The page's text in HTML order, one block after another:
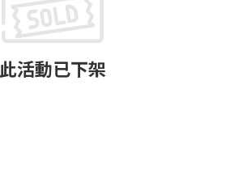
此活動已下架